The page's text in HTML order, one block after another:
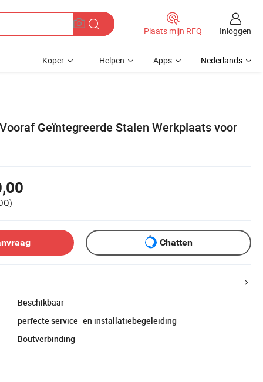
Plaats mijn RFQ Inloggen
Koper Helpen Apps Nederlands
Geïntegreerde Stalen Werkplaats voor
Chatten
Beschikbaar
perfecte service- en installatiebegeleiding
Boutverbinding